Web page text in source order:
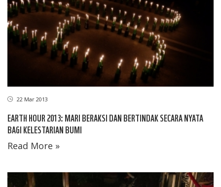
22 Mar 2013
EARTH HOUR 2013: MARI BERAKSI DAN BERTINDAK SECARA NYATA
BAGI KELESTARIAN BUMI
Read More »